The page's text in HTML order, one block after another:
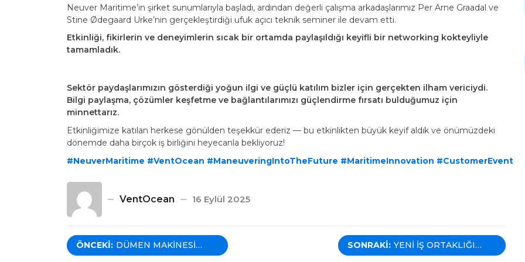
Neuver Maritime’in şirket sunumlarıyla başladı, ardından değerli çalışma arkadaşlarımız Per Arne Graadal ve
Stine Ødegaard Urke’nin gerçekleştirdiği ufuk açıcı teknik seminer ile devam etti.
Etkinliği, fikirlerin ve deneyimlerin sıcak bir ortamda paylaşıldığı keyifli bir networking kokteyliyle
tamamladık.
Sektör paydaşlarımızın gösterdiği yoğun ilgi ve güçlü katılım bizler için gerçekten ilham vericiydi.
Bilgi paylaşma, çözümler keşfetme ve bağlantılarımızı güçlendirme fırsatı bulduğumuz için
minnettarız.
Etkinliğimize katılan herkese gönülden teşekkür ederiz — bu etkinlikten büyük keyif aldık ve önümüzdeki
dönemde daha birçok iş birliğini heyecanla bekliyoruz!
#NeuverMaritime #VentOcean #ManeuveringIntoTheFuture #MaritimeInnovation #CustomerEvent
VentOcean 16 Eylül 2025
Yazı
ÖNCEKI: DÜMEN MAKINESI
SERVISI VENTOCEAN
SONRAKI: YENI İŞ ORTAKLIĞI
DUYURUSU –